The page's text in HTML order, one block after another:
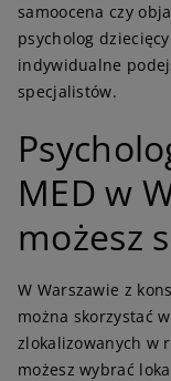
samoocena czy
psycholog
indywidualne
specjalistów.
P
MED w
możesz
W Warszawie z
można skorzystać
zlokalizowanych w
możesz wybrać